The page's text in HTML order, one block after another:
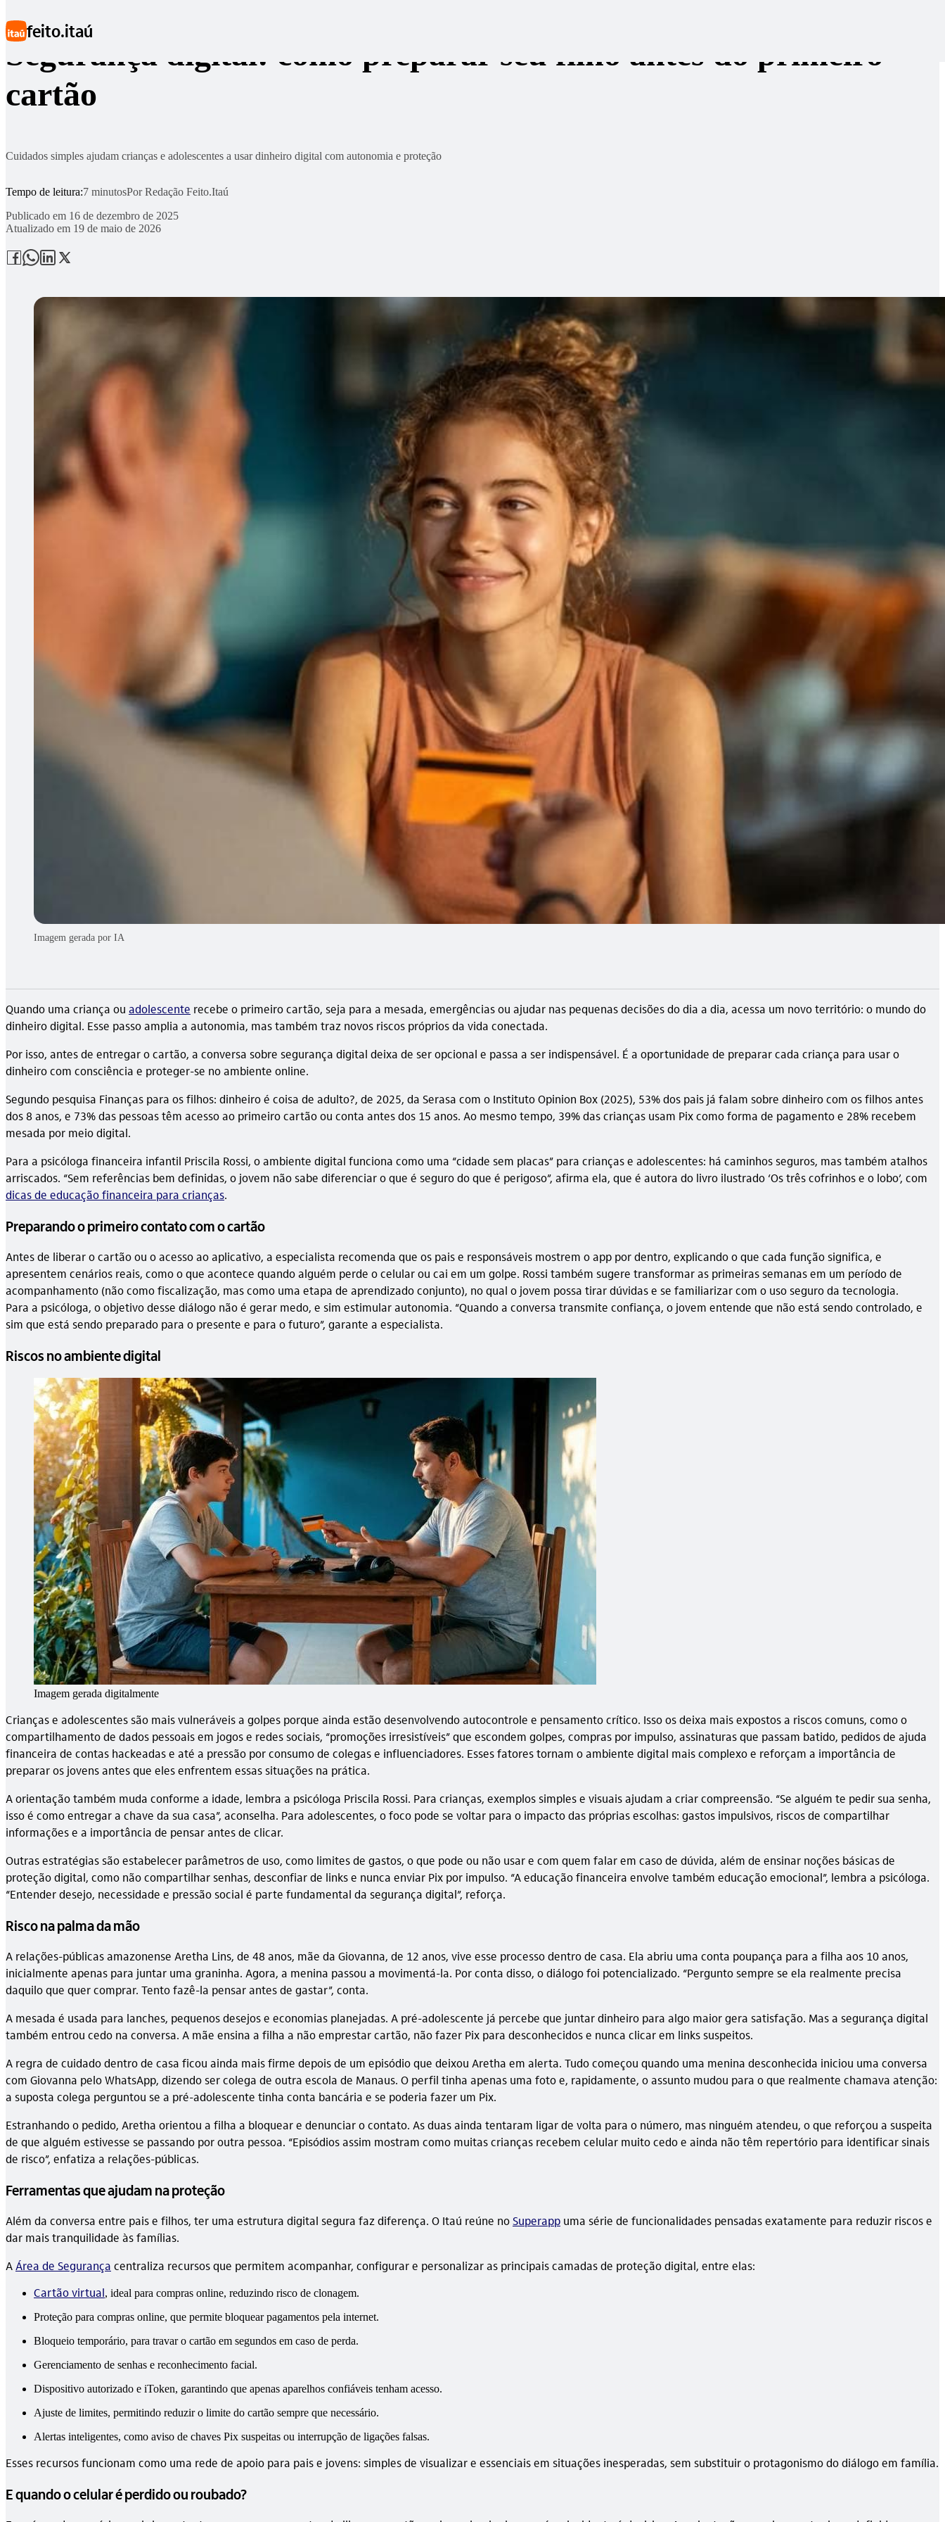
feito.itaú
Segurança digital: como preparar seu filho antes do primeiro
cartão
Cuidados simples ajudam crianças e adolescentes a usar dinheiro digital com autonomia e proteção
Tempo de leitura:7 minutosPorRedação Feito.Itaú
Publicado em 16 de dezembro de 2025
Atualizado em 19 de maio de 2026
Imagem gerada por IA
Quando uma criança ou adolescente recebe o primeiro cartão, seja para a mesada, emergências ou ajudar nas pequenas decisões do dia a dia, acessa um novo território: o mundo do
dinheiro digital. Esse passo amplia a autonomia, mas também traz novos riscos próprios da vida conectada.
Por isso, antes de entregar o cartão, a conversa sobre segurança digital deixa de ser opcional e passa a ser indispensável. É a oportunidade de preparar cada criança para usar o
dinheiro com consciência e proteger-se no ambiente online.
Segundo pesquisa Finanças para os filhos: dinheiro é coisa de adulto?, de 2025, da Serasa com o Instituto Opinion Box (2025), 53% dos pais já falam sobre dinheiro com os filhos antes
dos 8 anos, e 73% das pessoas têm acesso ao primeiro cartão ou conta antes dos 15 anos. Ao mesmo tempo, 39% das crianças usam Pix como forma de pagamento e 28% recebem
mesada por meio digital.
Para a psicóloga financeira infantil Priscila Rossi, o ambiente digital funciona como uma “cidade sem placas” para crianças e adolescentes: há caminhos seguros, mas também atalhos
arriscados. “Sem referências bem definidas, o jovem não sabe diferenciar o que é seguro do que é perigoso”, afirma ela, que é autora do livro ilustrado ‘Os três cofrinhos e o lobo’, com
dicas de educação financeira para crianças.
Preparando o primeiro contato com o cartão
Antes de liberar o cartão ou o acesso ao aplicativo, a especialista recomenda que os pais e responsáveis mostrem o app por dentro, explicando o que cada função significa, e
apresentem cenários reais, como o que acontece quando alguém perde o celular ou cai em um golpe. Rossi também sugere transformar as primeiras semanas em um período de
acompanhamento (não como fiscalização, mas como uma etapa de aprendizado conjunto), no qual o jovem possa tirar dúvidas e se familiarizar com o uso seguro da tecnologia.
Para a psicóloga, o objetivo desse diálogo não é gerar medo, e sim estimular autonomia. “Quando a conversa transmite confiança, o jovem entende que não está sendo controlado, e
sim que está sendo preparado para o presente e para o futuro”, garante a especialista.
Riscos no ambiente digital
Imagem gerada digitalmente
Crianças e adolescentes são mais vulneráveis a golpes porque ainda estão desenvolvendo autocontrole e pensamento crítico. Isso os deixa mais expostos a riscos comuns, como o
compartilhamento de dados pessoais em jogos e redes sociais, “promoções irresistíveis” que escondem golpes, compras por impulso, assinaturas que passam batido, pedidos de ajuda
financeira de contas hackeadas e até a pressão por consumo de colegas e influenciadores. Esses fatores tornam o ambiente digital mais complexo e reforçam a importância de
preparar os jovens antes que eles enfrentem essas situações na prática.
A orientação também muda conforme a idade, lembra a psicóloga Priscila Rossi. Para crianças, exemplos simples e visuais ajudam a criar compreensão. “Se alguém te pedir sua senha,
isso é como entregar a chave da sua casa”, aconselha. Para adolescentes, o foco pode se voltar para o impacto das próprias escolhas: gastos impulsivos, riscos de compartilhar
informações e a importância de pensar antes de clicar.
Outras estratégias são estabelecer parâmetros de uso, como limites de gastos, o que pode ou não usar e com quem falar em caso de dúvida, além de ensinar noções básicas de
proteção digital, como não compartilhar senhas, desconfiar de links e nunca enviar Pix por impulso. “A educação financeira envolve também educação emocional”, lembra a psicóloga.
“Entender desejo, necessidade e pressão social é parte fundamental da segurança digital”, reforça.
Risco na palma da mão
A relações-públicas amazonense Aretha Lins, de 48 anos, mãe da Giovanna, de 12 anos, vive esse processo dentro de casa. Ela abriu uma conta poupança para a filha aos 10 anos,
inicialmente apenas para juntar uma graninha. Agora, a menina passou a movimentá-la. Por conta disso, o diálogo foi potencializado. “Pergunto sempre se ela realmente precisa
daquilo que quer comprar. Tento fazê-la pensar antes de gastar”, conta.
A mesada é usada para lanches, pequenos desejos e economias planejadas. A pré-adolescente já percebe que juntar dinheiro para algo maior gera satisfação. Mas a segurança digital
também entrou cedo na conversa. A mãe ensina a filha a não emprestar cartão, não fazer Pix para desconhecidos e nunca clicar em links suspeitos.
A regra de cuidado dentro de casa ficou ainda mais firme depois de um episódio que deixou Aretha em alerta. Tudo começou quando uma menina desconhecida iniciou uma conversa
com Giovanna pelo WhatsApp, dizendo ser colega de outra escola de Manaus. O perfil tinha apenas uma foto e, rapidamente, o assunto mudou para o que realmente chamava atenção:
a suposta colega perguntou se a pré-adolescente tinha conta bancária e se poderia fazer um Pix.
Estranhando o pedido, Aretha orientou a filha a bloquear e denunciar o contato. As duas ainda tentaram ligar de volta para o número, mas ninguém atendeu, o que reforçou a suspeita
de que alguém estivesse se passando por outra pessoa. “Episódios assim mostram como muitas crianças recebem celular muito cedo e ainda não têm repertório para identificar sinais
de risco”, enfatiza a relações-públicas.
Ferramentas que ajudam na proteção
Além da conversa entre pais e filhos, ter uma estrutura digital segura faz diferença. O Itaú reúne noSuperapp uma série de funcionalidades pensadas exatamente para reduzir riscos e
dar mais tranquilidade às famílias.
A Área de Segurança centraliza recursos que permitem acompanhar, configurar e personalizar as principais camadas de proteção digital, entre elas:
Cartão virtual, ideal para compras online, reduzindo risco de clonagem.
Proteção para compras online, que permite bloquear pagamentos pela internet.
Bloqueio temporário, para travar o cartão em segundos em caso de perda.
Gerenciamento de senhas e reconhecimento facial.
Dispositivo autorizado e iToken, garantindo que apenas aparelhos confiáveis tenham acesso.
Ajuste de limites, permitindo reduzir o limite do cartão sempre que necessário.
Alertas inteligentes, como aviso de chaves Pix suspeitas ou interrupção de ligações falsas.
Esses recursos funcionam como uma rede de apoio para pais e jovens: simples de visualizar e essenciais em situações inesperadas, sem substituir o protagonismo do diálogo em família.
E quando o celular é perdido ou roubado?